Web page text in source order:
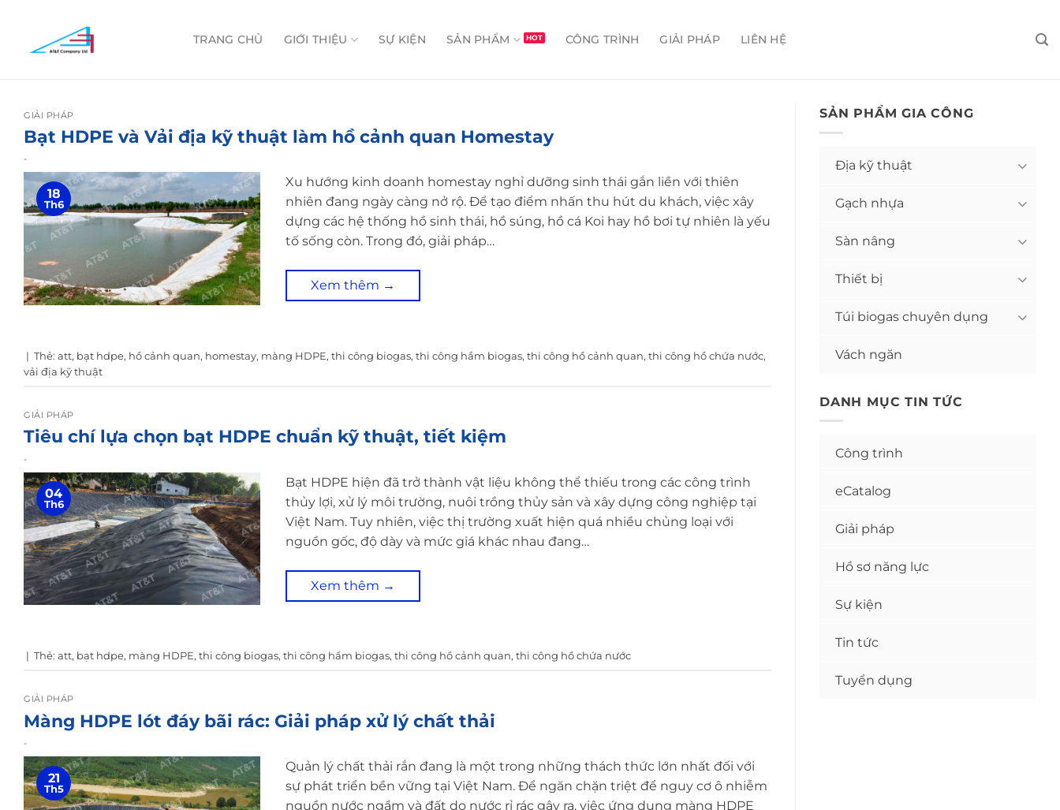
content
TRANG CHỦ GIỚI THIỆU SỰ KIỆN SẢN PHẨM CÔNG TRÌNH GIẢI PHÁP LIÊN HỆ
GIẢI PHÁP
Bạt HDPE và Vải địa kỹ thuật làm hồ cảnh quan Homestay
-
18
Th6
Xu hướng kinh doanh homestay nghỉ dưỡng sinh thái gắn liền với thiên
nhiên đang ngày càng nở rộ. Để tạo điểm nhấn thu hút du khách, việc xây
dựng các hệ thống hồ sinh thái, hồ súng, hồ cá Koi hay hồ bơi tự nhiên là yếu
tố sống còn. Trong đó, giải pháp…
Xem thêm →
| Thẻ: att, bạt hdpe, hồ cảnh quan, homestay, màng HDPE, thi công biogas, thi công hầm biogas, thi công hồ cảnh quan, thi công hồ chứa nước,
vải địa kỹ thuật
GIẢI PHÁP
Tiêu chí lựa chọn bạt HDPE chuẩn kỹ thuật, tiết kiệm
-
04
Th6
Bạt HDPE hiện đã trở thành vật liệu không thể thiếu trong các công trình
thủy lợi, xử lý môi trường, nuôi trồng thủy sản và xây dựng công nghiệp tại
Việt Nam. Tuy nhiên, việc thị trường xuất hiện quá nhiều chủng loại với
nguồn gốc, độ dày và mức giá khác nhau đang…
Xem thêm →
| Thẻ: att, bạt hdpe, màng HDPE, thi công biogas, thi công hầm biogas, thi công hồ cảnh quan, thi công hồ chứa nước
GIẢI PHÁP
Màng HDPE lót đáy bãi rác: Giải pháp xử lý chất thải
-
21
Th5
Quản lý chất thải rắn đang là một trong những thách thức lớn nhất đối với
sự phát triển bền vững tại Việt Nam. Để ngăn chặn triệt để nguy cơ ô nhiễm
nguồn nước ngầm và đất do nước rỉ rác gây ra, việc ứng dụng màng HDPE
SẢN PHẨM GIA CÔNG
Địa kỹ thuật
Gạch nhựa
Sàn nâng
Thiết bị
Túi biogas chuyên dụng
Vách ngăn
DANH MỤC TIN TỨC
Công trình
eCatalog
Giải pháp
Hồ sơ năng lực
Sự kiện
Tin tức
Tuyển dụng